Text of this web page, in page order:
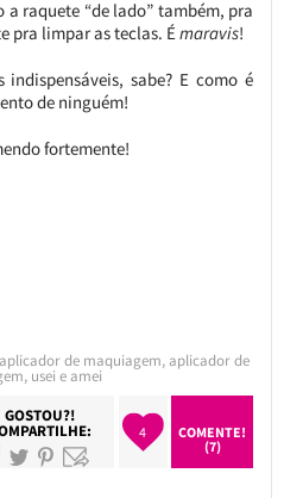
raquete “de lado” também, pra
pra limpar as teclas. Émaravis!
sabe? E como é
de ninguém!
fortemente!
aplicador de maquiagem,aplicador de
, usei e amei
GOSTOU?!
4
COMENTE!
(7)